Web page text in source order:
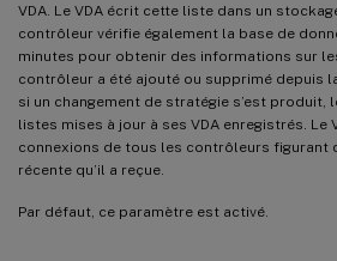
VDA. Le VDA écrit cette liste dans un
contrôleur vérifie également la base de
minutes pour obtenir des informations sur
contrôleur a été ajouté ou supprimé depuis
si un changement de stratégie s’est produit,
listes mises à jour à ses VDA enregistrés. Le
connexions de tous les contrôleurs figurant
récente qu’il a reçue.
Par défaut, ce paramètre est activé.